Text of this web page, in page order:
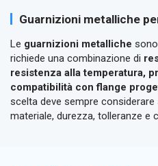
Guarnizioni metalliche
Le guarnizioni metalliche
richiede una combinazione di
resistenza alla temperatura,
compatibilità con flange
scelta deve sempre considerare
materiale, durezza, tolleranze e